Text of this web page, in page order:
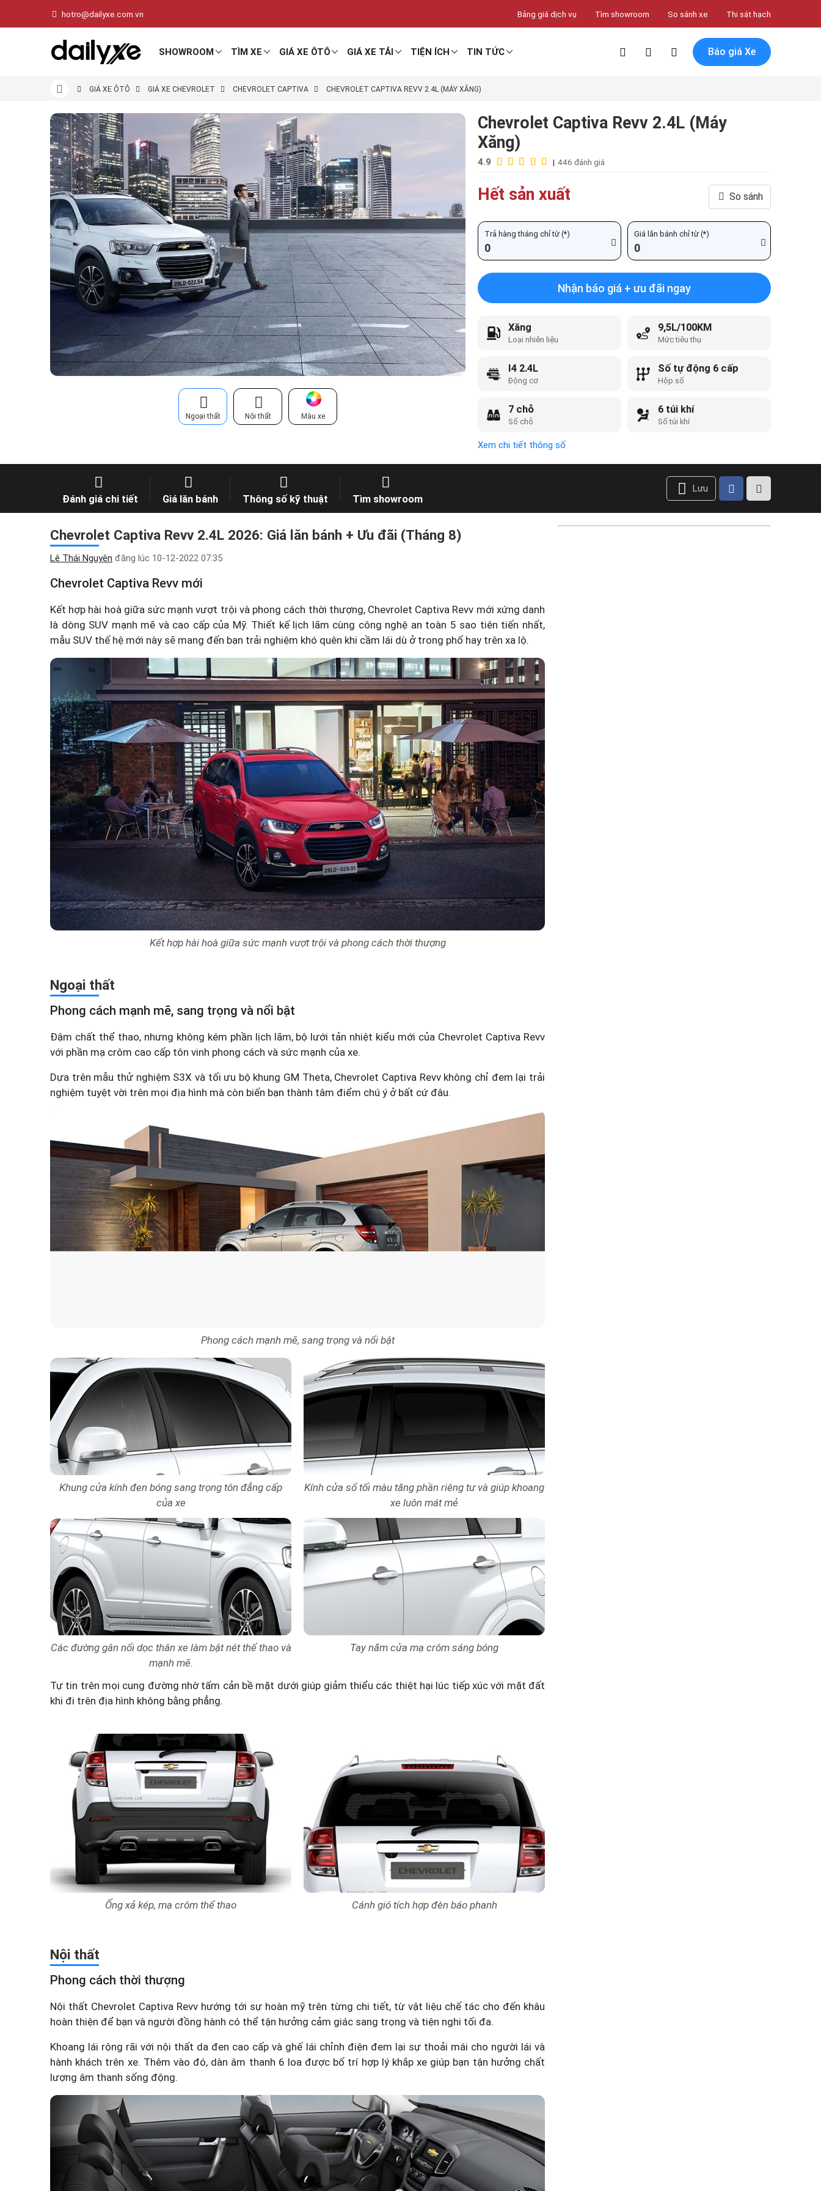
hotro@dailyxe.com.vn Bảng giá dịch vụ Tìm showroom So sánh xe Thi sát hạch
SHOWROOM TÌM XE GIÁ XE ÔTÔ GIÁ XE TẢI TIỆN ÍCH TIN TỨC Báo giá Xe
GIÁ XE ÔTÔ GIÁ XE CHEVROLET CHEVROLET CAPTIVA CHEVROLET CAPTIVA REVV 2.4L (MÁY XĂNG)
Ngoại thất Nội thất Màu xe
Chevrolet Captiva Revv 2.4L (Máy
Xăng)
4.9 | 446 đánh giá
Hết sản xuất So sánh
Trả hàng tháng chỉ từ (*)
0
Giá lăn bánh chỉ từ (*)
0
Nhận báo giá + ưu đãi ngay
Loại nhiên liệu
Xăng
Mức tiêu thụ
9,5L/100KM
Động cơ
I4 2.4L
Hộp số
Số tự động 6 cấp
Số chỗ
7 chỗ
Số túi khí
6 túi khí
Xem chi tiết thông số
Đánh giá chi tiết Giá lăn bánh Thông số kỹ thuật Tìm showroom
Lưu
Chevrolet Captiva Revv 2.4L 2026: Giá lăn bánh + Ưu đãi (Tháng 8)
Lê Thái Nguyên đăng lúc 10-12-2022 07:35
Chevrolet Captiva Revv mới
Kết hợp hài hoà giữa sức mạnh vượt trội và phong cách thời thượng, Chevrolet Captiva Revv mới xứng danh
là dòng SUV mạnh mẽ và cao cấp của Mỹ. Thiết kế lịch lãm cùng công nghệ an toàn 5 sao tiên tiến nhất,
mẫu SUV thế hệ mới này sẽ mang đến bạn trải nghiệm khó quên khi cầm lái dù ở trong phố hay trên xa lộ.
Kết hợp hài hoà giữa sức mạnh vượt trội và phong cách thời thượng
Ngoại thất
Phong cách mạnh mẽ, sang trọng và nổi bật
Đậm chất thể thao, nhưng không kém phần lịch lãm, bộ lưới tản nhiệt kiểu mới của Chevrolet Captiva Revv
với phần mạ crôm cao cấp tôn vinh phong cách và sức mạnh của xe.
Dựa trên mẫu thử nghiệm S3X và tối ưu bộ khung GM Theta, Chevrolet Captiva Revv không chỉ đem lại trải
nghiệm tuyệt vời trên mọi địa hình mà còn biến bạn thành tâm điểm chú ý ở bất cứ đâu.
Phong cách mạnh mẽ, sang trọng và nổi bật
Khung cửa kính đen bóng sang trọng tôn đẳng cấp
của xe
Kính cửa sổ tối màu tăng phần riêng tư và giúp khoang
xe luôn mát mẻ
Các đường gân nổi dọc thân xe làm bật nét thể thao và
mạnh mẽ.
Tay nắm cửa mạ crôm sáng bóng
Tự tin trên mọi cung đường nhờ tấm cản bề mặt dưới giúp giảm thiểu các thiệt hại lúc tiếp xúc với mặt đất
khi đi trên địa hình không bằng phẳng.
Ống xả kép, mạ crôm thể thao Cánh gió tích hợp đèn báo phanh
Nội thất
Phong cách thời thượng
Nội thất Chevrolet Captiva Revv hướng tới sự hoàn mỹ trên từng chi tiết, từ vật liệu chế tác cho đến khâu
hoàn thiện để bạn và người đồng hành có thể tận hưởng cảm giác sang trọng và tiện nghi tối đa.
Khoang lái rộng rãi với nội thất da đen cao cấp và ghế lái chỉnh điện đem lại sự thoải mái cho người lái và
hành khách trên xe. Thêm vào đó, dàn âm thanh 6 loa được bố trí hợp lý khắp xe giúp bạn tận hưởng chất
lượng âm thanh sống động.